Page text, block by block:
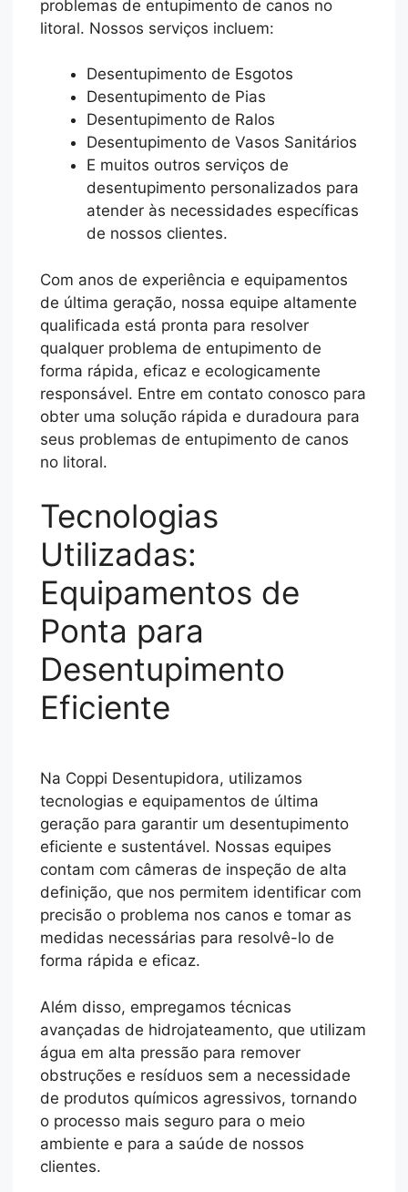
problemas de entupimento de canos no
litoral. Nossos serviços incluem:
Desentupimento de Esgotos
Desentupimento de Pias
Desentupimento de Ralos
Desentupimento de Vasos Sanitários
E muitos outros serviços de
desentupimento personalizados para
atender às necessidades específicas
de nossos clientes.
Com anos de experiência e equipamentos
de última geração, nossa equipe altamente
qualificada está pronta para resolver
qualquer problema de entupimento de
forma rápida, eficaz e ecologicamente
responsável. Entre em contato conosco para
obter uma solução rápida e duradoura para
seus problemas de entupimento de canos
no litoral.
Tecnologias
Utilizadas:
Equipamentos de
Ponta para
Desentupimento
Eficiente
Na Coppi Desentupidora, utilizamos
tecnologias e equipamentos de última
geração para garantir um desentupimento
eficiente e sustentável. Nossas equipes
contam com câmeras de inspeção de alta
definição, que nos permitem identificar com
precisão o problema nos canos e tomar as
medidas necessárias para resolvê-lo de
forma rápida e eficaz.
Além disso, empregamos técnicas
avançadas de hidrojateamento, que utilizam
água em alta pressão para remover
obstruções e resíduos sem a necessidade
de produtos químicos agressivos, tornando
o processo mais seguro para o meio
ambiente e para a saúde de nossos
clientes.